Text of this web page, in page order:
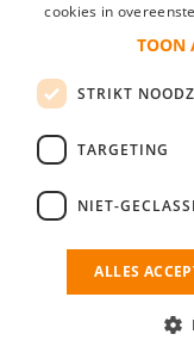
CV Zoeken
Veilig betalen
Testimonials
34330199 •Algemene
YoungCapital score 4.3
cookies in
TOON
STRIKT
TARGETING
NIET-
ALLES